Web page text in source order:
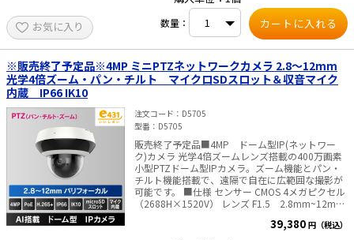
ァンクション BRIGHTNES / SHARPNESS / Anti-
BANDING / SMART IR オーディオ オーディオ機能
エコーキャンセル、AIノイズリダクション、AGC
最大 5.4 W 使用環境範囲 -40°C~60°C/湿度90%以
下(結露しないこと) 材質 メタル 寸法/質量 179
シャッター速度 1/25(1/30)s ～ 1/50,000s Day ＆
固定焦点 視野角 水平：101°, 垂直 60°, 対角 122°
調整角度 水平：0～360°、垂直：0～90°、回転：
0～360° WDR (ワイドダイナミックレンジ) デジタ
ルWDR 映像出力 1ch： HD-TVI / AHD / CVI / CVBS
LOW / MIDDLE / HIGH Day & Night モード AUTO /
COLOR / B&W (Black and White) ホワイトバラン
ス AUTO / MANUAL ノイズリダクション 2D DNR
自動露出モード GLOBAL / HLC / BLC / DWDR フ
ァンクション BRIGHTNESS / SHARPNESS /
SMART IR 一般 電源 DC12 V ± 25% 消費電力 最
大 3.0 W 使用環境範囲 -40°C ～ 60°C / 湿度90％
以下（結露しないこと） LEDライト照射距離 IR
30mまで 材質 メタル 寸法 57.9 mm × 60.9 mm
お気に入り 数量：
※販売終了予定品※4MP ミニPTZネットワークカメラ 2.8～12mm
光学4倍ズーム・パン・チルト マイクロSDスロット＆収音マイク
内蔵 IP66 IK10
注文コード
D5705
型番
D5705
販売終了予定品■4MP ドーム型IP(ネットワー
ク)カメラ 光学4倍ズームレンズ搭載の400万画素
小型PTZドーム型IPカメラ。ズーム機能とパン・
チルト機能搭載で、遠隔で自在に広範囲な撮影が
可能です。 ■仕様 センサー CMOS 4メガピクセル
（2688H×1520V） レンズ F1.5 2.8mm~12mm
39,380 円（税込）